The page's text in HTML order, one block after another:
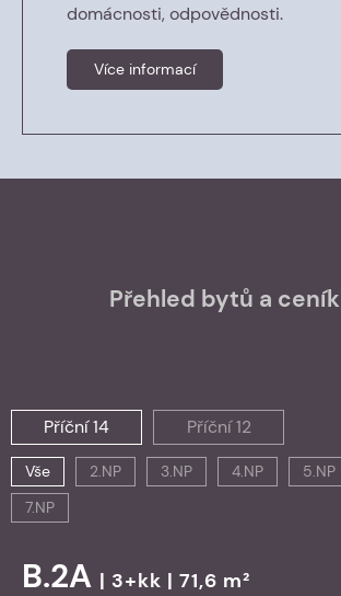
domácnosti, odpovědnosti.
Více informací
Přehled bytů a ceník
Příční 14 Příční 12
Vše 2.NP 3.NP 4.NP 5.NP
7.NP
B.2A | 3+kk | 71,6 m²